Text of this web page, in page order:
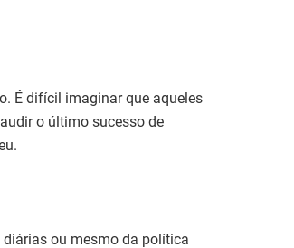
É difícil imaginar que aqueles
o último sucesso de
ou mesmo da política